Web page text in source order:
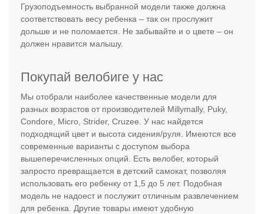
Грузоподъемность выбранной модели также должна
соответствовать весу ребенка – так он прослужит
дольше и не поломается. Не забывайте и о цвете – он
должен нравится малышу.
Покупай велобиге у нас
Мы отобрали наиболее качественные модели для
разных возрастов от производителей Millymally, Puky,
Condore, Micro, Strider, Cruzee. У нас найдется
подходящий цвет и высота сидения/руля. Имеются все
современные варианты с доступом выбора
вышеперечисленных опций. Есть велобег, который
запросто превращается в детский самокат, позволяя
использовать его ребенку от 1,5 до 5 лет. Подобная
модель не надоест и послужит отличным развлечением
для ребенка. Другие товары имеют удобную